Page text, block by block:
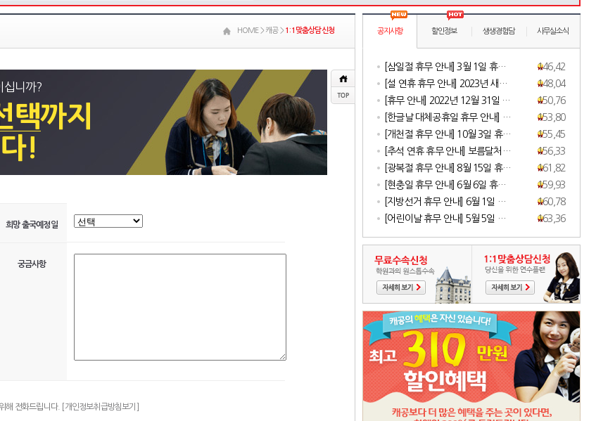
공지사항 할인정보 생생경험담 사무실소식
[삼일절 휴무 안내] 3월 1일 휴…
146,420
[설 연휴 휴무 안내] 2023년 새…
148,044
[휴무 안내] 2022년 12월 31일 …
150,763
[한글날 대체공휴일 휴무 안내] …
153,802
[개천절 휴무 안내] 10월 3일 휴…
155,454
[추석 연휴 휴무 안내] 보름달처…
156,332
[광복절 휴무 안내] 8월 15일 휴…
161,823
[현충일 휴무 안내] 6월 6일 휴…
159,938
[지방선거 휴무 안내] 6월 1일 …
160,783
[어린이날 휴무 안내] 5월 5일 …
163,368
HOME > 캐공 > 1:1맞춤상담신청
십니까?
택까지
!
희망 출국예정일
궁금사항
해 전화드립니다. [개인정보취급방침보기]